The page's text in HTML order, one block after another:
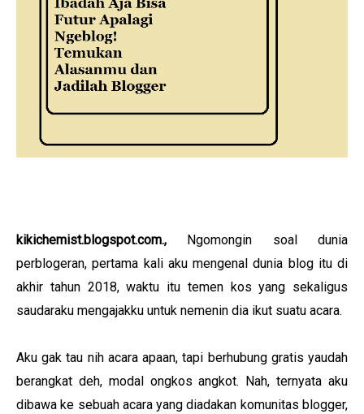
kikichemist.blogspot.com., Ngomongin soal dunia
perblogeran, pertama kali aku mengenal dunia blog itu di
akhir tahun 2018, waktu itu temen kos yang sekaligus
saudaraku mengajakku untuk nemenin dia ikut suatu acara.
Aku gak tau nih acara apaan, tapi berhubung gratis yaudah
berangkat deh, modal ongkos angkot. Nah, ternyata aku
dibawa ke sebuah acara yang diadakan komunitas blogger,